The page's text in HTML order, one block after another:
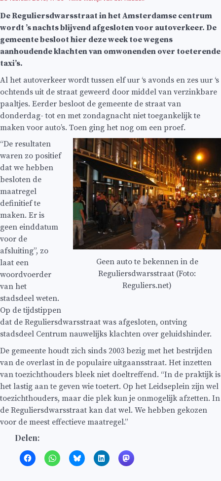
De Reguliersdwarsstraat in het Amsterdamse centrum
wordt ’s nachts blijvend afgesloten voor autoverkeer. De
gemeente besloot hier deze week toe wegens
aanhoudende klachten van omwonenden over toeterende
taxi’s.
Al het autoverkeer wordt tussen elf uur ‘s avonds en zes uur ‘s
ochtends uit de straat geweerd door middel van verzinkbare
paaltjes. Eerder besloot de gemeente de straat van
donderdag- tot en met zondagnacht niet toegankelijk te
maken voor auto’s. Toen ging het nog om een proef.
Geen auto te bekennen in de
Reguliersdwarsstraat (Foto:
Reguliers.net)
“De resultaten
waren zo positief
dat we hebben
besloten de
maatregel
definitief te
maken. Er is
geen einddatum
voor de
afsluiting”, zo
laat een
woordvoerder
van het
stadsdeel weten.
Op de tijdstippen
dat de Reguliersdwarsstraat was afgesloten, ontving
stadsdeel Centrum nauwelijks klachten over geluidshinder.
De gemeente houdt zich sinds 2003 bezig met het bestrijden
van de overlast in de populaire uitgaansstraat. Het inzetten
van toezichthouders bleek niet doeltreffend. “In de praktijk is
het lastig aan te geven wie toetert. Op het Leidseplein zijn wel
toezichthouders, maar die plek kun je onmogelijk afzetten. In
de Reguliersdwarsstraat kan dat wel. We hebben gekozen
voor de meest effectieve maatregel.”
Delen: